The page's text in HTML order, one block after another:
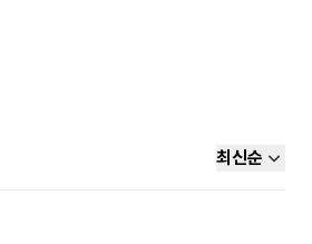
최신순